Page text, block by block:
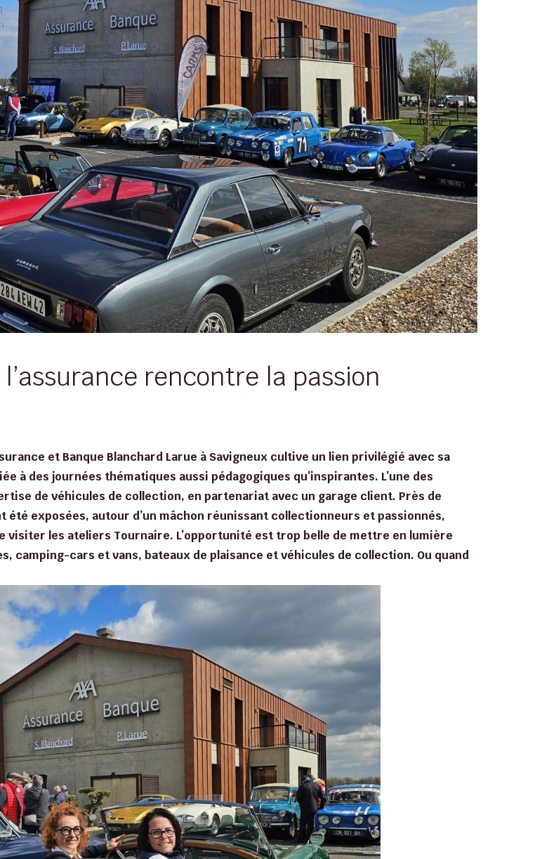
rencontre la passion
et Banque Blanchard Larue à Savigneux cultive un lien privilégié avec sa
à des journées thématiques aussi pédagogiques qu’inspirantes. L’une des
de véhicules de collection, en partenariat avec un garage client. Près de
été exposées, autour d’un mâchon réunissant collectionneurs et passionnés,
visiter les ateliers Tournaire. L’opportunité est trop belle de mettre en lumière
camping-cars et vans, bateaux de plaisance et véhicules de collection. Ou quand